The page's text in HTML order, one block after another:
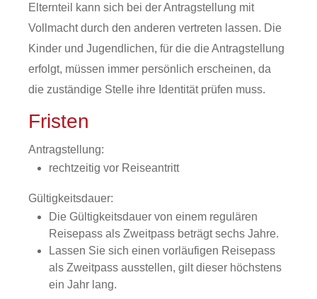
Elternteil kann sich bei der Antragstellung mit
Vollmacht durch den anderen vertreten lassen. Die
Kinder und Jugendlichen, für die die Antragstellung
erfolgt, müssen immer persönlich erscheinen, da
die zuständige Stelle ihre Identität prüfen muss.
Fristen
Antragstellung:
rechtzeitig vor Reiseantritt
Gültigkeitsdauer:
Die Gültigkeitsdauer von einem regulären
Reisepass als Zweitpass beträgt sechs Jahre.
Lassen Sie sich einen vorläufigen Reisepass
als Zweitpass ausstellen, gilt dieser höchstens
ein Jahr lang.